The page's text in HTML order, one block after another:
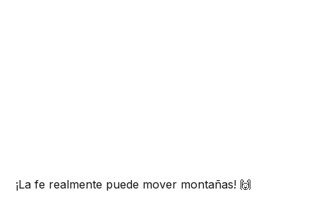
¡La fe realmente puede mover montañas! 🙌